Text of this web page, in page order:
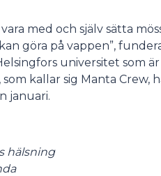
med och själv sätta
göra på vappen”,
universitet som
kallar sig Manta Crew,
januari.
hälsning